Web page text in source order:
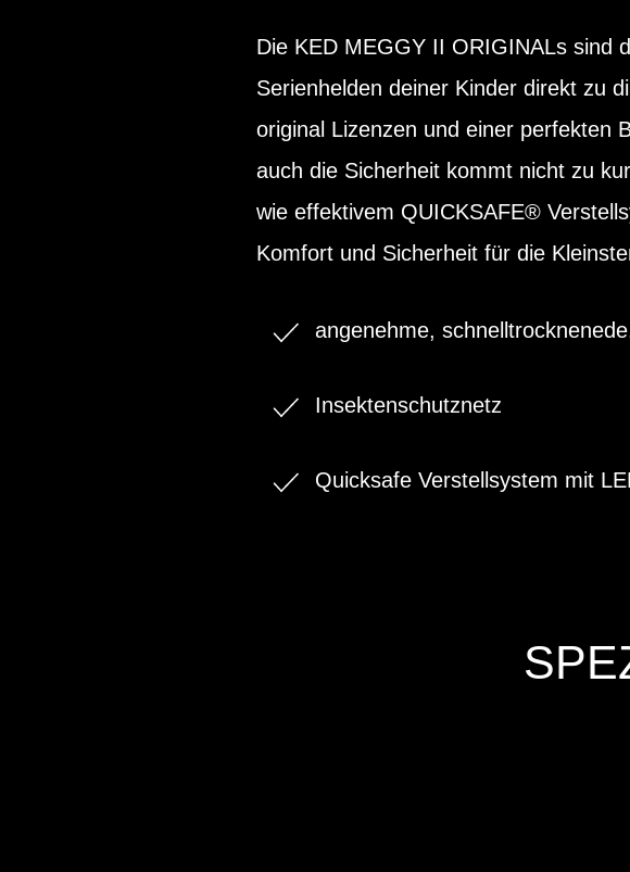
Die KED MEGGY II ORIGINALs sind
Serienhelden deiner Kinder direkt zu
original Lizenzen und einer perfekten
auch die Sicherheit kommt nicht zu
wie effektivem QUICKSAFE®
Komfort und Sicherheit für die
angenehme,
Insektenschutznetz
Quicksafe Verstellsystem mit